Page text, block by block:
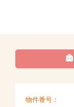
物件番号：